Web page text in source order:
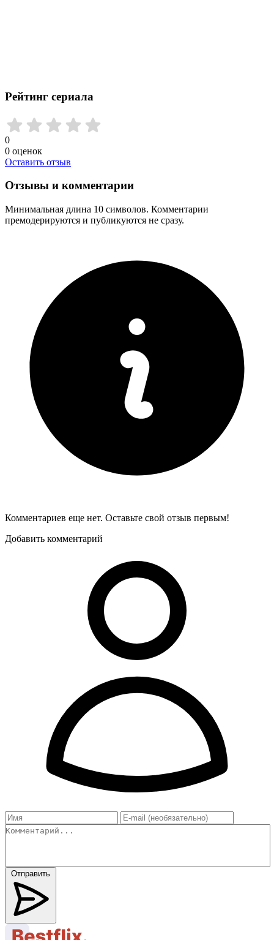
Рейтинг сериала
0
0 оценок
Оставить отзыв
Отзывы и комментарии
Минимальная длина 10 символов. Комментарии
премодерируются и публикуются не сразу.
Комментариев еще нет. Оставьте свой отзыв первым!
Добавить комментарий
Отправить